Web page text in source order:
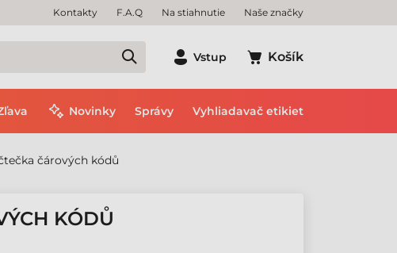
Kontakty F.A.Q Na stiahnutie Naše značky
Vstup Košík
Novinky Správy Vyhliadavač etikiet
čárových kódů
KÓDŮ